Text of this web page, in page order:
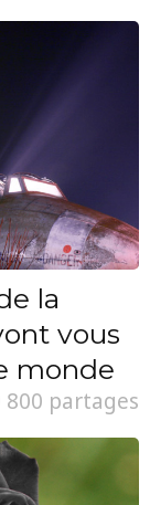
la
vous
monde
800 partages